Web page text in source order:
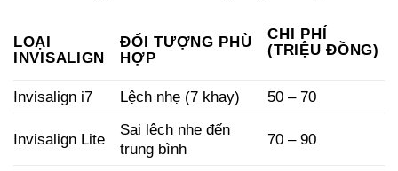
LOẠI
INVISALIGN
ĐỐI TƯỢNG PHÙ
HỢP
CHI PHÍ
(TRIỆU ĐỒNG)
Invisalign i7 Lệch nhẹ (7 khay) 50 – 70
Invisalign Lite
Sai lệch nhẹ đến
trung bình
70 – 90